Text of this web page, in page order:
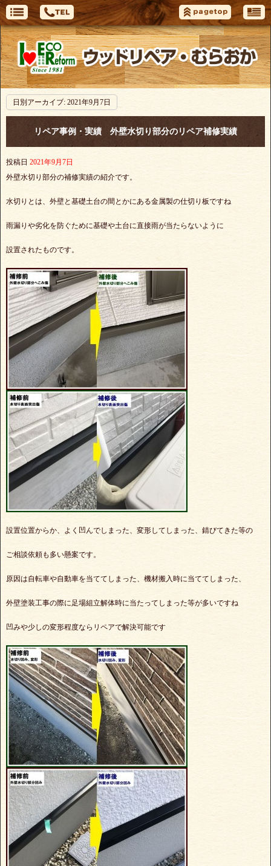
日別アーカイブ: 2021年9月7日
リペア事例・実績 外壁水切り部分のリペア補修実績
投稿日 2021年9月7日
外壁水切り部分の補修実績の紹介です。
水切りとは、外壁と基礎土台の間とかにある金属製の仕切り板ですね
雨漏りや劣化を防ぐために基礎や土台に直接雨が当たらないように
設置されたものです。
設置位置からか、よく凹んでしまった、変形してしまった、錆びてきた等の
ご相談依頼も多い懸案です。
原因は自転車や自動車を当ててしまった、機材搬入時に当ててしまった、
外壁塗装工事の際に足場組立解体時に当たってしまった等が多いですね
凹みや少しの変形程度ならリペアで解決可能です